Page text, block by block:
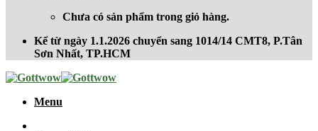
Chưa có sản phẩm trong giỏ hàng.
Kể từ ngày 1.1.2026 chuyển sang 1014/14 CMT8, P.Tân
Sơn Nhất, TP.HCM
Menu